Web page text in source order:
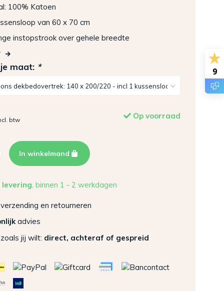
100% Katoen
van 60 x 70 cm
instopstrook over gehele breedte
maat: *
btw Op voorraad
In winkelmand
levering , binnen 1 - 2 werkdagen
verzending en retourneren
advies
jij wilt: direct, achteraf of gespreid
9